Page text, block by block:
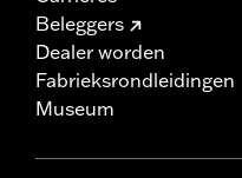
Beleggers
Dealer worden
Fabrieksrondleidingen
Museum